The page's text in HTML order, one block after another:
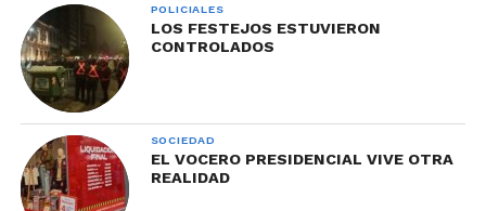
POLICIALES
LOS FESTEJOS ESTUVIERON
CONTROLADOS
SOCIEDAD
EL VOCERO PRESIDENCIAL VIVE OTRA
REALIDAD